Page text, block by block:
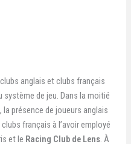
anglais et clubs français
de jeu. Dans la moitié
présence de joueurs anglais
français à l’avoir employé
et le Racing Club de Lens. À